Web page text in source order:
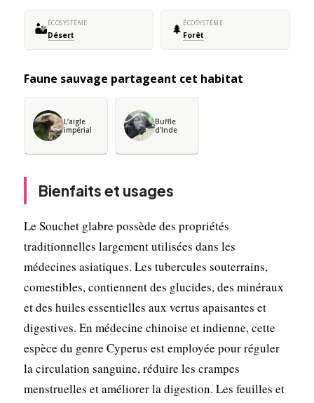
🏜️ÉCOSYSTÈME
Désert 🌲 ÉCOSYSTÈME
Forêt
Faune sauvage partageant cet habitat
L’aigle
impérial
Buffle
d'Inde
Bienfaits et usages
Le Souchet glabre possède des propriétés
traditionnelles largement utilisées dans les
médecines asiatiques. Les tubercules souterrains,
comestibles, contiennent des glucides, des minéraux
et des huiles essentielles aux vertus apaisantes et
digestives. En médecine chinoise et indienne, cette
espèce du genre Cyperus est employée pour réguler
la circulation sanguine, réduire les crampes
menstruelles et améliorer la digestion. Les feuilles et